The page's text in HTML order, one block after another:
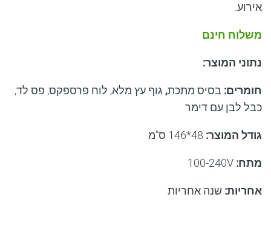
אירוע.
משלוח חינם
נתוני המוצר:
חומרים: בסיס מתכת, גוף עץ מלא, לוח פרספקס, פס לד,
כבל לבן עם דימר
גודל המוצר: 48*146 ס"מ
מתח:
אחריות: שנה אחריות